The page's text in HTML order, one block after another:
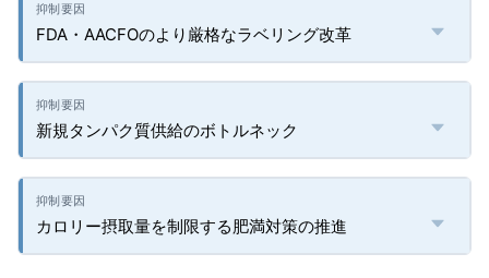
FDA・AACFOのより厳格なラベリング改革
新規タンパク質供給のボトルネック
カロリー摂取量を制限する肥満対策の推進